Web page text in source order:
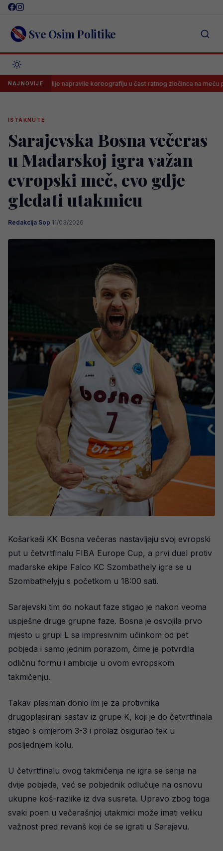
Skip
content Sve Osim Politike
NAJNOVIJE
Delije napravile koreografiju u čast ratnog zločinca na meču protiv
ISTAKNUTE
Sarajevska Bosna večeras
u Mađarskoj igra važan
evropski meč, evo gdje
gledati utakmicu
Redakcija Sop·11/03/2026
Košarkaši KK Bosna večeras nastavljaju svoj evropski
put u četvrtfinalu FIBA Europe Cup, a prvi duel protiv
mađarske ekipe Falco KC Szombathely igra se u
Szombathelyju s početkom u 18:00 sati.
Sarajevski tim do nokaut faze stigao je nakon veoma
uspješne druge grupne faze. Bosna je osvojila prvo
mjesto u grupi L sa impresivnim učinkom od pet
pobjeda i samo jednim porazom, čime je potvrdila
odličnu formu i ambicije u ovom evropskom
takmičenju.
Takav plasman donio im je za protivnika
drugoplasirani sastav iz grupe K, koji je do četvrtfinala
stigao s omjerom 3-3 i prolaz osigurao tek u
posljednjem kolu.
U četvrtfinalu ovog takmičenja ne igra se serija na
dvije pobjede, već se pobjednik odlučuje na osnovu
ukupne koš-razlike iz dva susreta. Upravo zbog toga
svaki poen u večerašnjoj utakmici može imati veliku
važnost pred revanš koji će se igrati u Sarajevu.